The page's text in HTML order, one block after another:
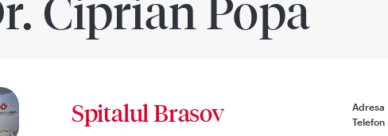
Ciprian Popa
Spitalul Brasov Adresa
Telefon